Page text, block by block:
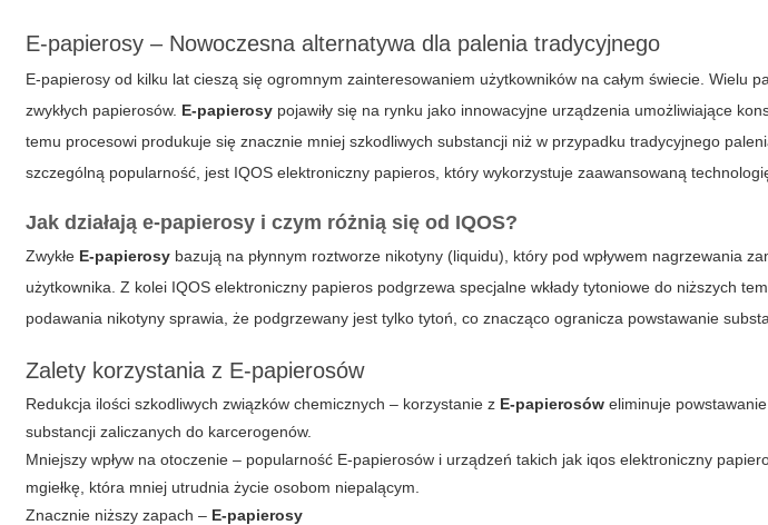
E-papierosy – Nowoczesna alternatywa dla palenia tradycyjnego
E-papierosy od kilku lat cieszą się ogromnym zainteresowaniem użytkowników na całym świecie. Wielu
zwykłych papierosów. E-papierosy pojawiły się na rynku jako innowacyjne urządzenia umożliwiające
temu procesowi produkuje się znacznie mniej szkodliwych substancji niż w przypadku tradycyjnego
szczególną popularność, jest IQOS elektroniczny papieros , który wykorzystuje zaawansowaną
Jak działają e-papierosy i czym różnią się od IQOS?
Zwykłe E-papierosy bazują na płynnym roztworze nikotyny (liquidu), który pod wpływem nagrzewania
użytkownika. Z kolei IQOS elektroniczny papieros podgrzewa specjalne wkłady tytoniowe do niższych
podawania nikotyny sprawia, że podgrzewany jest tylko tytoń, co znacząco ogranicza powstawanie
Zalety korzystania z E-papierosów
Redukcja ilości szkodliwych związków chemicznych – korzystanie z E-papierosów eliminuje
substancji zaliczanych do karcerogenów.
Mniejszy wpływ na otoczenie – popularność E-papierosów i urządzeń takich jak iqos elektroniczny
mgiełkę, która mniej utrudnia życie osobom niepalącym.
Znacznie niższy zapach – E-papierosy